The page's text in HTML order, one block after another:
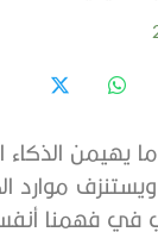
يهيمن
ويستنزف موارد
في فهمنا